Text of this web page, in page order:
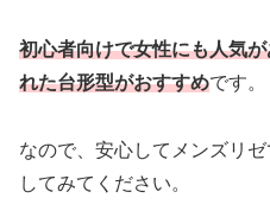
初心者向けで女性にも人気
れた台形型がおすすめです。
なので、安心してメンズリ
してみてください。